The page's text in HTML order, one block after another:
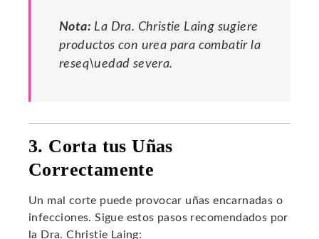
Nota: La Dra. Christie Laing sugiere
productos con urea para combatir la
reseq\uedad severa.
3. Corta tus Uñas
Correctamente
Un mal corte puede provocar uñas encarnadas o
infecciones. Sigue estos pasos recomendados por
la Dra. Christie Laing: